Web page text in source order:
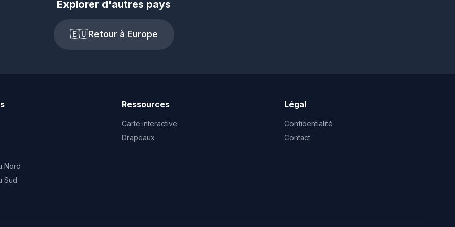
Explorer d'autres pays
🇪🇺Retour à Europe
Nord
Sud
Ressources
Carte interactive
Drapeaux
Légal
Confidentialité
Contact